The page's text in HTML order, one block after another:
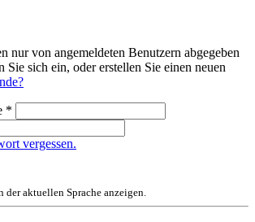
nur von angemeldeten Benutzern abgegeben
Sie sich ein, oder erstellen Sie einen neuen
*
vergessen.
der aktuellen Sprache anzeigen.